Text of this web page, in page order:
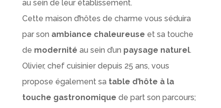
au sein de leur établissement.
Cette maison d’hôtes de charme vous séduira
par son ambiance chaleureuse et sa touche
de modernité au sein d’un paysage naturel.
Olivier, chef cuisinier depuis 25 ans, vous
propose également sa table d’hôte à la
touche gastronomique de part son parcours;